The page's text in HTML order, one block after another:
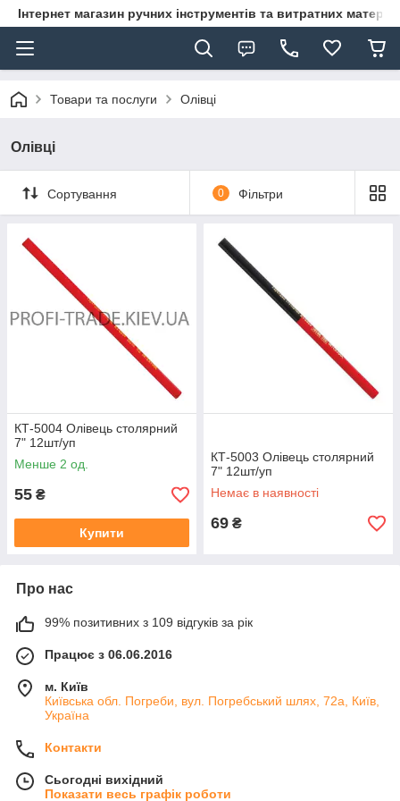
Інтернет магазин ручних інструментів та витратних
Товари та послуги Олівці
Олівці
Сортування 0 Фільтри
КТ-5004 Олівець столярний
7" 12шт/уп
Менше 2 од.
55 ₴
Купити
КТ-5003 Олівець столярний
7" 12шт/уп
Немає в наявності
69 ₴
Про нас
99% позитивних з 109 відгуків за рік
Працює з 06.06.2016
м. Київ
Київська обл. Погреби, вул. Погребський шлях, 72а, Київ,
Україна
Контакти
Сьогодні вихідний
Показати весь графік роботи